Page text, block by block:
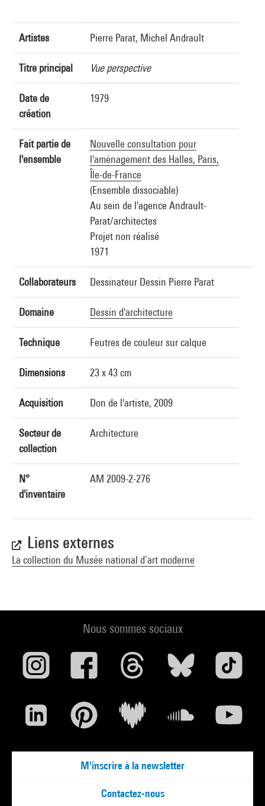
Artistes Pierre Parat, Michel Andrault
Titre principal Vue perspective
Date de
création
1979
Fait partie de
l'ensemble
Nouvelle consultation pour
l'aménagement des Halles, Paris,
Île-de-France
(Ensemble dissociable)
Au sein de l'agence Andrault-
Parat/architectes
Projet non réalisé
1971
Collaborateurs Dessinateur Dessin Pierre Parat
Domaine Dessin d'architecture
Technique Feutres de couleur sur calque
Dimensions 23 x 43 cm
Acquisition Don de l'artiste, 2009
Secteur de
collection
Architecture
N°
d'inventaire
AM 2009-2-276
Liens externes
La collection du Musée national d’art moderne
Nous sommes sociaux
M'inscrire à la newsletter
Contactez-nous